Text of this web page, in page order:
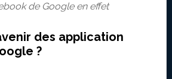
de Google en effet
des application
?